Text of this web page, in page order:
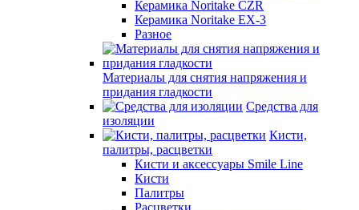
Керамика Noritake CZR
Керамика Noritake EX-3
Разное
Материалы для снятия напряжения и
придания гладкости
Средства для
изоляции
Кисти,
палитры, расцветки
Кисти и аксессуары Smile Line
Кисти
Палитры
Расцветки